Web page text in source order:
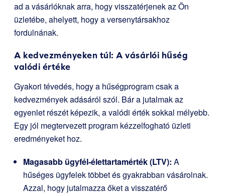
ad a vásárlóknak arra, hogy visszatérjenek az Ön
üzletébe, ahelyett, hogy a versenytársakhoz
fordulnának.
A kedvezményeken túl: A vásárlói hűség
valódi értéke
Gyakori tévedés, hogy a hűségprogram csak a
kedvezmények adásáról szól. Bár a jutalmak az
egyenlet részét képezik, a valódi érték sokkal mélyebb.
Egy jól megtervezett program kézzelfogható üzleti
eredményeket hoz.
Magasabb ügyfél-élettartamérték (LTV): A
hűséges ügyfelek többet és gyakrabban vásárolnak.
Azzal, hogy jutalmazza őket a visszatérő